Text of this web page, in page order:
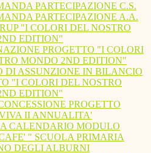
PARTECIPAZIONE C.S.
PARTECIPAZIONE A.A.
"I COLORI DEL NOSTRO
EDITION"
PROGETTO "I COLORI
MONDO 2ND EDITION"
DI ASSUNZIONE IN BILANCIO
"I COLORI DEL NOSTRO
EDITION"
PROGETTO
II ANNUALITA'
CALENDARIO MODULO
" SCUOLA PRIMARIA
DEGLI ALBURNI